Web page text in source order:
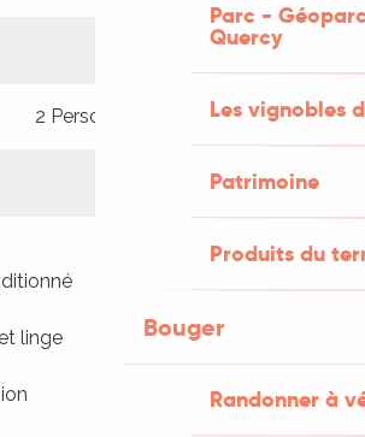
Parc -
Quercy
Les vignobles
Patrimoine
Produits du
Bouger
Randonner à
2 Personne(s)
linge